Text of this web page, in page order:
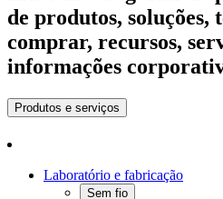
de produtos, soluções,
comprar, recursos,
informações
Produtos e serviços
Laboratório e fabricação
Sem fio